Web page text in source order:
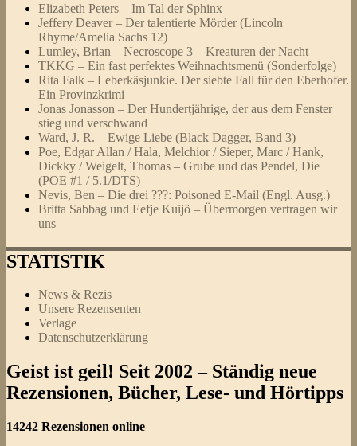
Elizabeth Peters – Im Tal der Sphinx
Jeffery Deaver – Der talentierte Mörder (Lincoln
Rhyme/Amelia Sachs 12)
Lumley, Brian – Necroscope 3 – Kreaturen der Nacht
TKKG – Ein fast perfektes Weihnachtsmenü (Sonderfolge)
Rita Falk – Leberkäsjunkie. Der siebte Fall für den Eberhofer.
Ein Provinzkrimi
Jonas Jonasson – Der Hundertjährige, der aus dem Fenster
stieg und verschwand
Ward, J. R. – Ewige Liebe (Black Dagger, Band 3)
Poe, Edgar Allan / Hala, Melchior / Sieper, Marc / Hank,
Dickky / Weigelt, Thomas – Grube und das Pendel, Die
(POE #1 / 5.1/DTS)
Nevis, Ben – Die drei ???: Poisoned E-Mail (Engl. Ausg.)
Britta Sabbag und Eefje Kuijö – Übermorgen vertragen wir
uns
STATISTIK
News & Rezis
Unsere Rezensenten
Verlage
Datenschutzerklärung
Geist ist geil! Seit 2002 – Ständig neue
Rezensionen, Bücher, Lese- und Hörtipps
14242 Rezensionen online